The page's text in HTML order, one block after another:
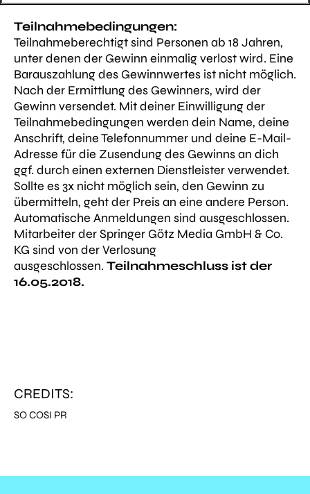
Teilnahmebedingungen:
Teilnahmeberechtigt sind Personen ab 18 Jahren,
unter denen der Gewinn einmalig verlost wird. Eine
Barauszahlung des Gewinnwertes ist nicht möglich.
Nach der Ermittlung des Gewinners, wird der
Gewinn versendet. Mit deiner Einwilligung der
Teilnahmebedingungen werden dein Name, deine
Anschrift, deine Telefonnummer und deine E-Mail-
Adresse für die Zusendung des Gewinns an dich
ggf. durch einen externen Dienstleister verwendet.
Sollte es 3x nicht möglich sein, den Gewinn zu
übermitteln, geht der Preis an eine andere Person.
Automatische Anmeldungen sind ausgeschlossen.
Mitarbeiter der Springer Götz Media GmbH & Co.
KG sind von der Verlosung
ausgeschlossen. Teilnahmeschluss ist der
16.05.2018.
CREDITS:
SO COSI PR